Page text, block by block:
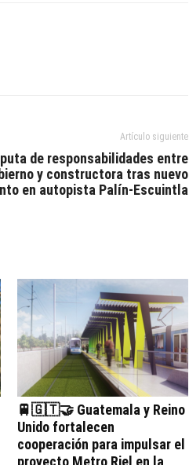
Artículo siguiente
de responsabilidades entre
y constructora tras nuevo
en autopista Palín-Escuintla
🚆🇬🇹🤝 Guatemala y Reino
Unido fortalecen
cooperación para impulsar el
proyecto Metro Riel en la